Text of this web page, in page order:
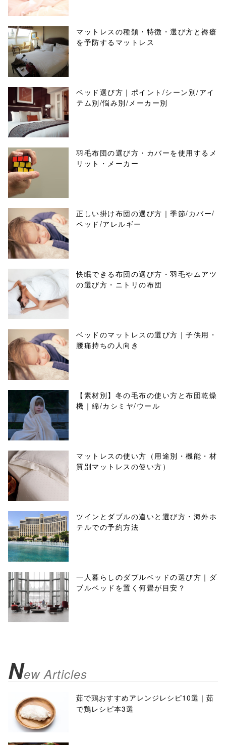
マットレスの種類・特徴・選び方と褥瘡
を予防するマットレス
ベッド選び方｜ポイント/シーン別/アイ
テム別/悩み別/メーカー別
羽毛布団の選び方・カバーを使用するメ
リット・メーカー
正しい掛け布団の選び方｜季節/カバー/
ベッド/アレルギー
快眠できる布団の選び方・羽毛やムアツ
の選び方・ニトリの布団
ベッドのマットレスの選び方｜子供用・
腰痛持ちの人向き
【素材別】冬の毛布の使い方と布団乾燥
機｜綿/カシミヤ/ウール
マットレスの使い方（用途別・機能・材
質別マットレスの使い方）
ツインとダブルの違いと選び方・海外ホ
テルでの予約方法
一人暮らしのダブルベッドの選び方｜ダ
ブルベッドを置く何畳が目安？
New Articles
茹で鶏おすすめアレンジレシピ10選｜茹
で鶏レシピ本3選